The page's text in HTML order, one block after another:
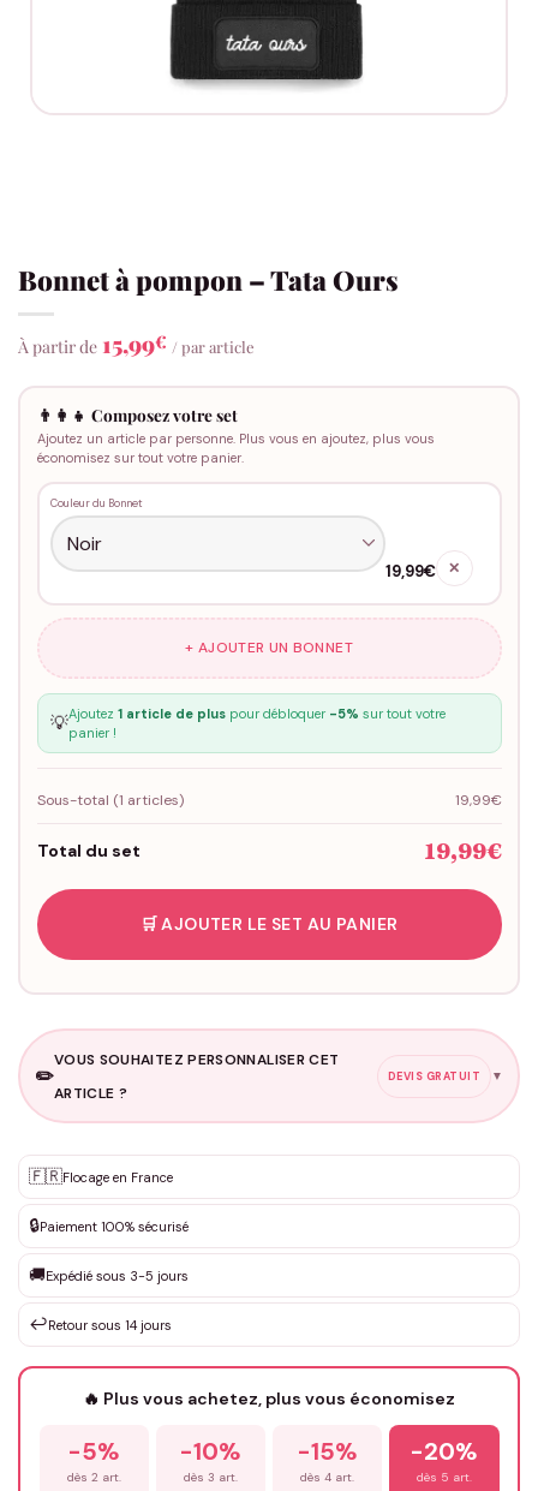
Bonnet à pompon – Tata Ours
À partir de 15,99€ / par article
👨‍👩‍👧 Composez votre set
Ajoutez un article par personne. Plus vous en ajoutez, plus vous
économisez sur tout votre panier.
Couleur du Bonnet
19,99€ ✕
+ AJOUTER UN BONNET
💡Ajoutez 1 article de pluspour débloquer -5% sur tout votre
panier !
Sous-total (1 articles) 19,99€
Total du set 19,99€
🛒 AJOUTER LE SET AU PANIER
✏️
VOUS SOUHAITEZ PERSONNALISER CET
ARTICLE ?
DEVIS GRATUIT ▼
✨ Personnalisation sur mesure
DEVIS GRATUIT · Personnalisation de 3 à 10€ selon la demande
Que souhaitez-vous ?*
Votre texte / idée*
Prénom*
🇫🇷Flocage en France
🔒Paiement 100% sécurisé
🚚Expédié sous 3-5 jours
↩️Retour sous 14 jours
🔥 Plus vous achetez, plus vous économisez
-5%
dès 2 art.
-10%
dès 3 art.
-15%
dès 4 art.
-20%
dès 5 art.